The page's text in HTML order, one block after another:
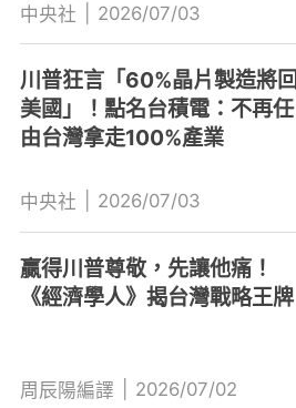
中央社 2026/07/03
川普狂言「60%晶片製造將回
美國」！點名台積電：不再任
由台灣拿走100%產業
中央社 2026/07/03
贏得川普尊敬，先讓他痛！
《經濟學人》揭台灣戰略王牌
周辰陽編譯 2026/07/02